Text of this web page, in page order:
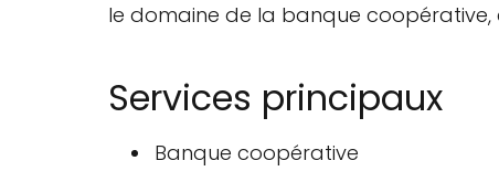
le domaine de la banque coopérative,
Services principaux
Banque coopérative